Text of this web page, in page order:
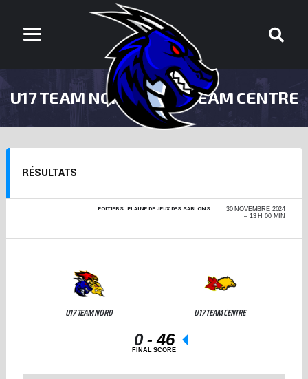
U17 TEAM NORD VS U17 TEAM CENTRE
RÉSULTATS
POITIERS : PLAINE DE JEUX DES SABLONS
30 NOVEMBRE 2024
13 H 00 MIN
U17 TEAM NORD U17 TEAM CENTRE
0 - 46
FINAL SCORE